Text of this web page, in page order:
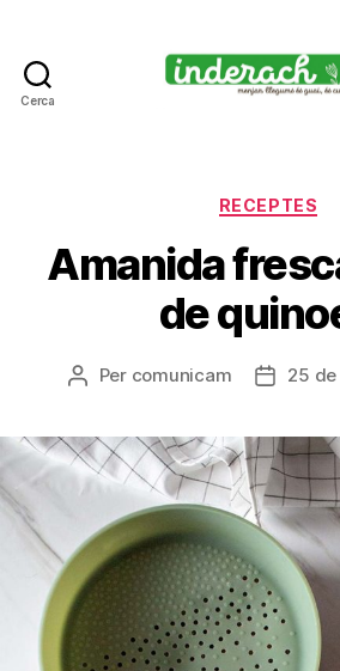
Cerca
pels
cuits
RECEPTES
Amanida
de
Autor
Per comunicam
Data
25